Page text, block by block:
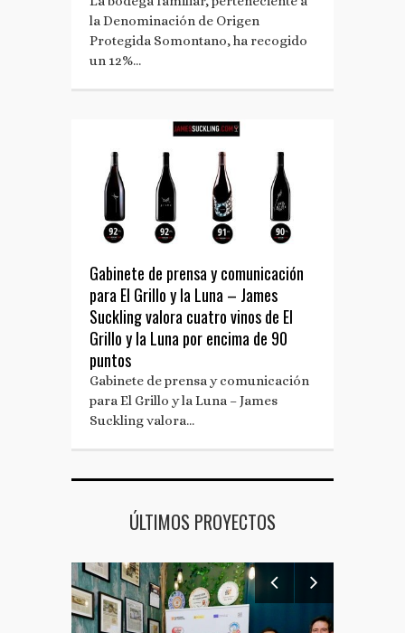
la Denominación de Origen
Protegida Somontano, ha recogido
un 12%…
Gabinete de prensa y comunicación
para El Grillo y la Luna – James
Suckling valora cuatro vinos de El
Grillo y la Luna por encima de 90
puntos
Gabinete de prensa y comunicación
para El Grillo y la Luna – James
Suckling valora…
ÚLTIMOS PROYECTOS